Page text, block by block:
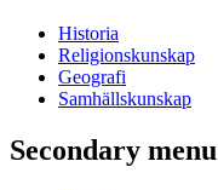
Historia
Religionskunskap
Geografi
Samhällskunskap
Secondary menu